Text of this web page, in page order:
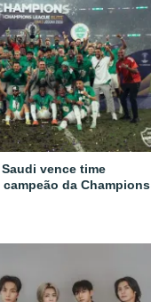
vence time
da Champions